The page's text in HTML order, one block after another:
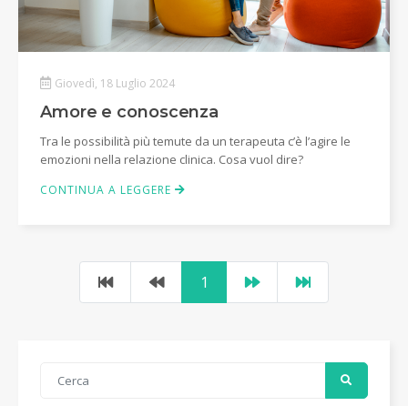
Giovedì, 18 Luglio 2024
Amore e conoscenza
Tra le possibilità più temute da un terapeuta c’è l’agire le
emozioni nella relazione clinica. Cosa vuol dire?
CONTINUA A LEGGERE
1